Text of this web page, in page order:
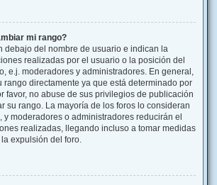
mi rango?
debajo del nombre de usuario e indican la
realizadas por el usuario o la posición del
e.j. moderadores y administradores. En general,
rango directamente ya que está determinado por
favor, no abuse de sus privilegios de publicación
su rango. La mayoría de los foros lo consideran
y moderadores o administradores reducirán el
realizadas, llegando incluso a tomar medidas
expulsión del foro.